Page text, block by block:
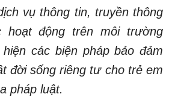
vụ thông tin, truyền thông
hoạt động trên môi trường
các biện pháp bảo đảm
đời sống riêng tư cho trẻ em
pháp luật.